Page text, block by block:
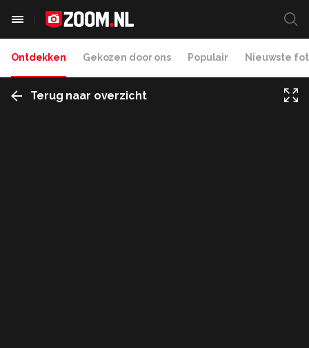
Ontdekken Gekozen door ons Populair Nieuwste
Terug naar overzicht